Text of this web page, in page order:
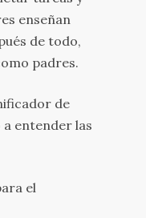
enseñan
de todo,
padres.
de
entender las
el